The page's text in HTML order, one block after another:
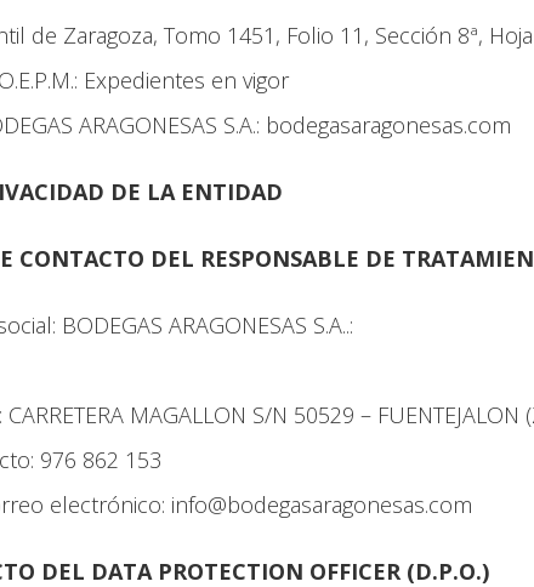
de Zaragoza, Tomo 1451, Folio 11, Sección 8ª,
Expedientes en vigor
ARAGONESAS S.A.: bodegasaragonesas.com
DE LA ENTIDAD
CONTACTO DEL RESPONSABLE DE
BODEGAS ARAGONESAS S.A..:
MAGALLON S/N 50529 – FUENTEJALON
976 862 153
electrónico: info@bodegasaragonesas.com
DEL DATA PROTECTION OFFICER (D.P.O.)